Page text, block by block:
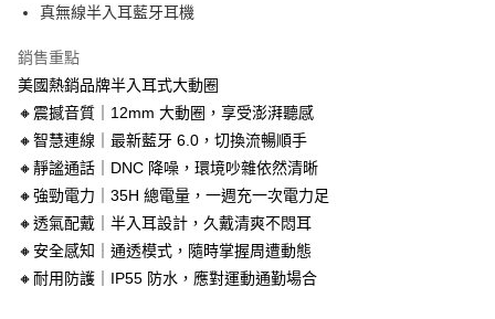
免運費
真無線半入耳藍牙耳機
銷售重點
美國熱銷品牌半入耳式大動圈
🔸震撼音質｜12mm 大動圈，享受澎湃聽感
🔸智慧連線｜最新藍牙 6.0，切換流暢順手
🔸靜謐通話｜DNC 降噪，環境吵雜依然清晰
🔸強勁電力｜35H 總電量，一週充一次電力足
🔸透氣配戴｜半入耳設計，久戴清爽不悶耳
🔸安全感知｜通透模式，隨時掌握周遭動態
🔸耐用防護｜IP55 防水，應對運動通勤場合